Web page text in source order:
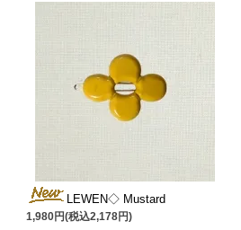
LEWEN◇ Mustard
1,980円(税込2,178円)